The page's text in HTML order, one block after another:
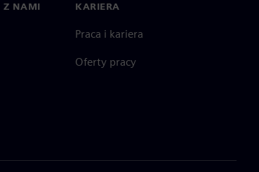
Z NAMI KARIERA
Praca i kariera
Oferty pracy